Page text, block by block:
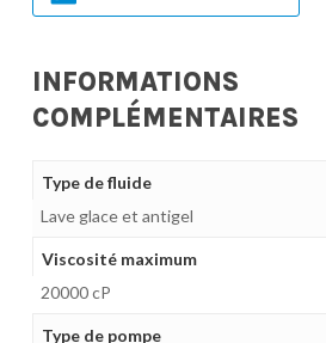
INFORMATIONS
COMPLÉMENTAIRES
Type de fluide
Lave glace et antigel
Viscosité maximum
20000 cP
Type de pompe